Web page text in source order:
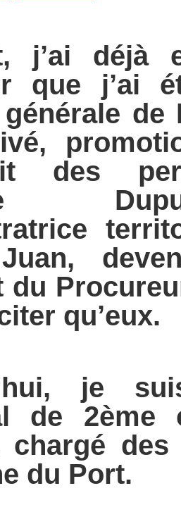
j’ai déjà
que j’ai
des
du
qu’eux.
je
de 2ème
chargé
du Port.